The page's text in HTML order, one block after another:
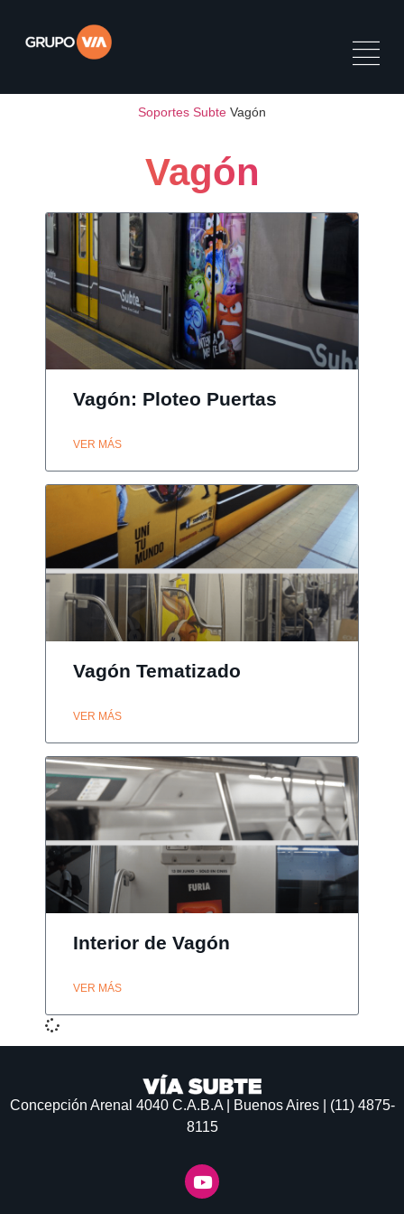
Soportes Subte Vagón
Vagón
Vagón: Ploteo Puertas
VER MÁS
Vagón Tematizado
VER MÁS
Interior de Vagón
VER MÁS
Concepción Arenal 4040C.A.B.A | Buenos Aires | (11) 4875-
8115